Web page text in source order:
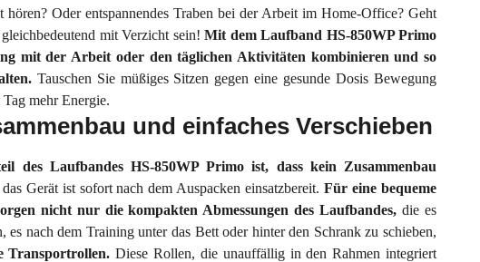
hören? Oder entspannendes Traben bei der Arbeit im Home-Office? Geht
mit Verzicht sein! Mit dem Laufband HS-850WP Primo
mit der Arbeit oder den täglichen Aktivitäten kombinieren und so
Tauschen Sie müßiges Sitzen gegen eine gesunde Dosis Bewegung
mehr Energie.
und einfaches Verschieben
des Laufbandes HS-850WP Primo ist, dass kein Zusammenbau
Gerät ist sofort nach dem Auspacken einsatzbereit.Für eine bequeme
nicht nur die kompakten Abmessungen des Laufbandes,die es
es nach dem Training unter das Bett oder hinter den Schrank zu schieben,
Transportrollen.Diese Rollen, die unauffällig in den Rahmen integriert